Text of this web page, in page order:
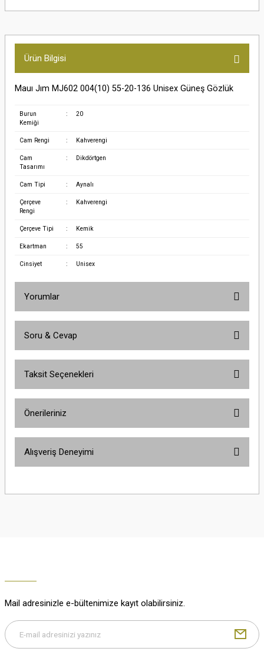
Ürün Bilgisi
Mauı Jım MJ602 004(10) 55-20-136 Unisex Güneş Gözlük
Burun
Kemiği
: 20
Cam Rengi : Kahverengi
Cam
Tasarımı
: Dikdörtgen
Cam Tipi : Aynalı
Çerçeve
Rengi
: Kahverengi
Çerçeve Tipi : Kemik
Ekartman : 55
Cinsiyet : Unisex
Yorumlar
Soru & Cevap
Taksit Seçenekleri
Önerileriniz
yetersiz gördüğünüz noktaları öneri formunu kullanarak tarafımıza
Gönder
Alışveriş Deneyimi
M... K... | 29/12/2025
Mail adresinizle e-bültenimize kayıt olabilirsiniz.